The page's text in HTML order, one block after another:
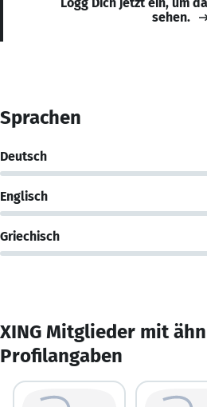
sehen.
Sprachen
Deutsch
Englisch
Griechisch
XING Mitglieder mit
Profilangaben